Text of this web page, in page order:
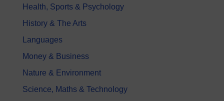
Health, Sports & Psychology
History & The Arts
Languages
Money & Business
Nature & Environment
Science, Maths & Technology